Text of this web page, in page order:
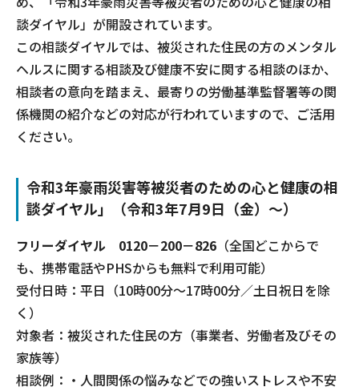
談ダイヤル」が開設されています。
この相談ダイヤルでは、被災された住民の方のメンタル
ヘルスに関する相談及び健康不安に関する相談のほか、
相談者の意向を踏まえ、最寄りの労働基準監督署等の関
係機関の紹介などの対応が行われていますので、ご活用
ください。
令和3年豪雨災害等被災者のための心と健康の相
談ダイヤル」（令和3年7月9日（金）～）
フリーダイヤル 0120－200－826 （全国どこからで
も、携帯電話やPHSからも無料で利用可能）
受付日時：平日（10時00分～17時00分／土日祝日を除
く）
対象者：被災された住民の方（事業者、労働者及びその
家族等）
相談例：・人間関係の悩みなどでの強いストレスや不安